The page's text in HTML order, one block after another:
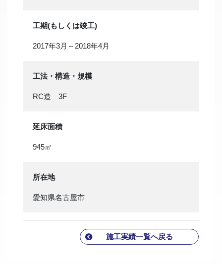
工期(もしくは竣工)
2017年3月～2018年4月
工法・構造・規模
RC造 3F
延床面積
945㎡
所在地
愛知県名古屋市
施工実績一覧へ戻る